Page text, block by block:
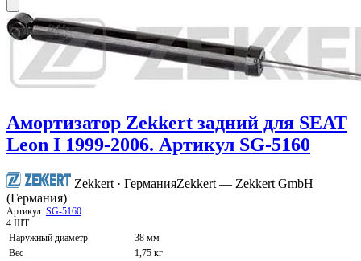
Амортизатор Zekkert задний для SEAT
Leon I 1999-2006. Артикул SG-5160
Zekkert · ГерманияZekkert — Zekkert GmbH
(Германия)
Артикул: SG-5160
4 ШТ
Наружный диаметр
38 мм
Вес
1,75 кг